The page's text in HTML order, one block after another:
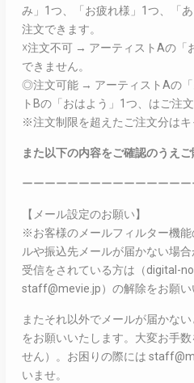
み」1つ、「お疲れ様」1つ、「
注文できます。
☓注文不可 → アーティストAの「
できません。
◎注文可能 → アーティストAの「
トBの「おはよう」1つ、はご注
※注文制限を超えたご注文分はキ
また以下の内容をご確認のうえご
ーーーーーーーーーーーーーー
【メール設定のお願い】
※お客様のメールフィルター機
ルや振込先メールが届かない場
受信をされている方は（digital-
staff@mevie.jp）の解除をお願い
またそれ以外でメールが届かな
をお願いいたします。大変お手
せん）。お困りの際には
いませ。